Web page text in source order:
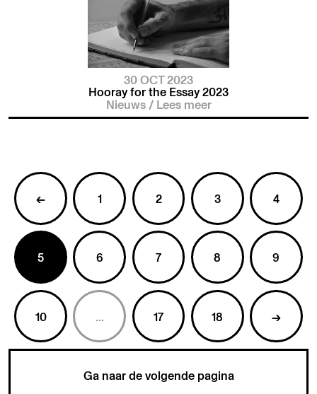
30 OCT 2023
Hooray for the Essay 2023
Nieuws /Lees meer
← 1 2 3 4
5 6 7 8 9
10 ... 17 18 →
Ga naar de volgende pagina